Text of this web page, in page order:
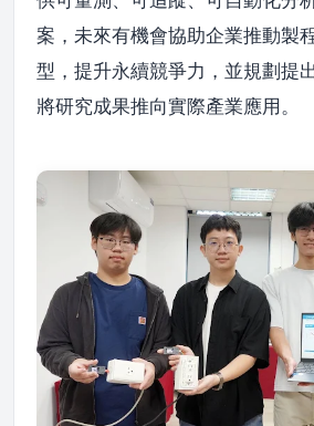
案，未來有機會協助企業推動製
型，提升永續競爭力，並規劃提
將研究成果推向實際產業應用。